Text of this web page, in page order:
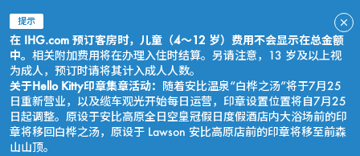
提示
在 IHG.com 预订客房时，儿童（4～12 岁）费用不会显示在总金额
中。 相关附加费用将在办理入住时结算。另请注意，13 岁及以上视
为成人，预订时请将其计入成人人数。
关于Hello Kitty印章集章活动： 随着安比温泉“白桦之汤”将于7月25
日重新营业，以及缆车观光开始每日运营，印章设置位置将自7月25
日起调整。原设于安比高原全日空皇冠假日度假酒店内大浴场前的印
章将移回白桦之汤，原设于 Lawson 安比高原店前的印章将移至前森
山山顶。